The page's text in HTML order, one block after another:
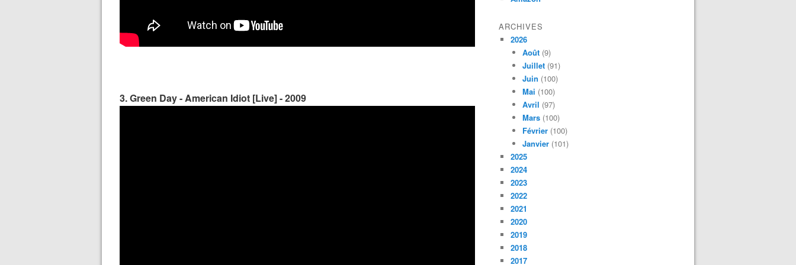
3. Green Day - American Idiot [Live] - 2009
ARCHIVES
2026
Août (9)
Juillet (91)
Juin (100)
Mai (100)
Avril (97)
Mars (100)
Février (100)
Janvier (101)
2025
2024
2023
2022
2021
2020
2019
2018
2017